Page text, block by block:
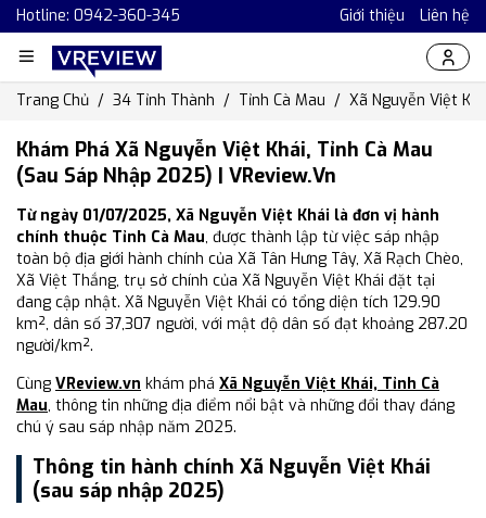
Hotline: 0942-360-345 Giới thiệu Liên hệ
Trang Chủ 34 Tỉnh Thành Tỉnh Cà Mau Xã Nguyễn Việt
Khám Phá Xã Nguyễn Việt Khái, Tỉnh Cà Mau
(Sau Sáp Nhập 2025) | VReview.vn
Từ ngày 01/07/2025, Xã Nguyễn Việt Khái là đơn vị hành
chính thuộc Tỉnh Cà Mau, được thành lập từ việc sáp nhập
toàn bộ địa giới hành chính của Xã Tân Hưng Tây, Xã Rạch Chèo,
Xã Việt Thắng, trụ sở chính của Xã Nguyễn Việt Khái đặt tại
đang cập nhật. Xã Nguyễn Việt Khái có tổng diện tích 129.90
km², dân số 37,307 người, với mật độ dân số đạt khoảng 287.20
người/km².
Cùng VReview.vn khám phá Xã Nguyễn Việt Khái, Tỉnh Cà
Mau, thông tin những địa điểm nổi bật và những đổi thay đáng
chú ý sau sáp nhập năm 2025.
Thông tin hành chính Xã Nguyễn Việt Khái
(sau sáp nhập 2025)